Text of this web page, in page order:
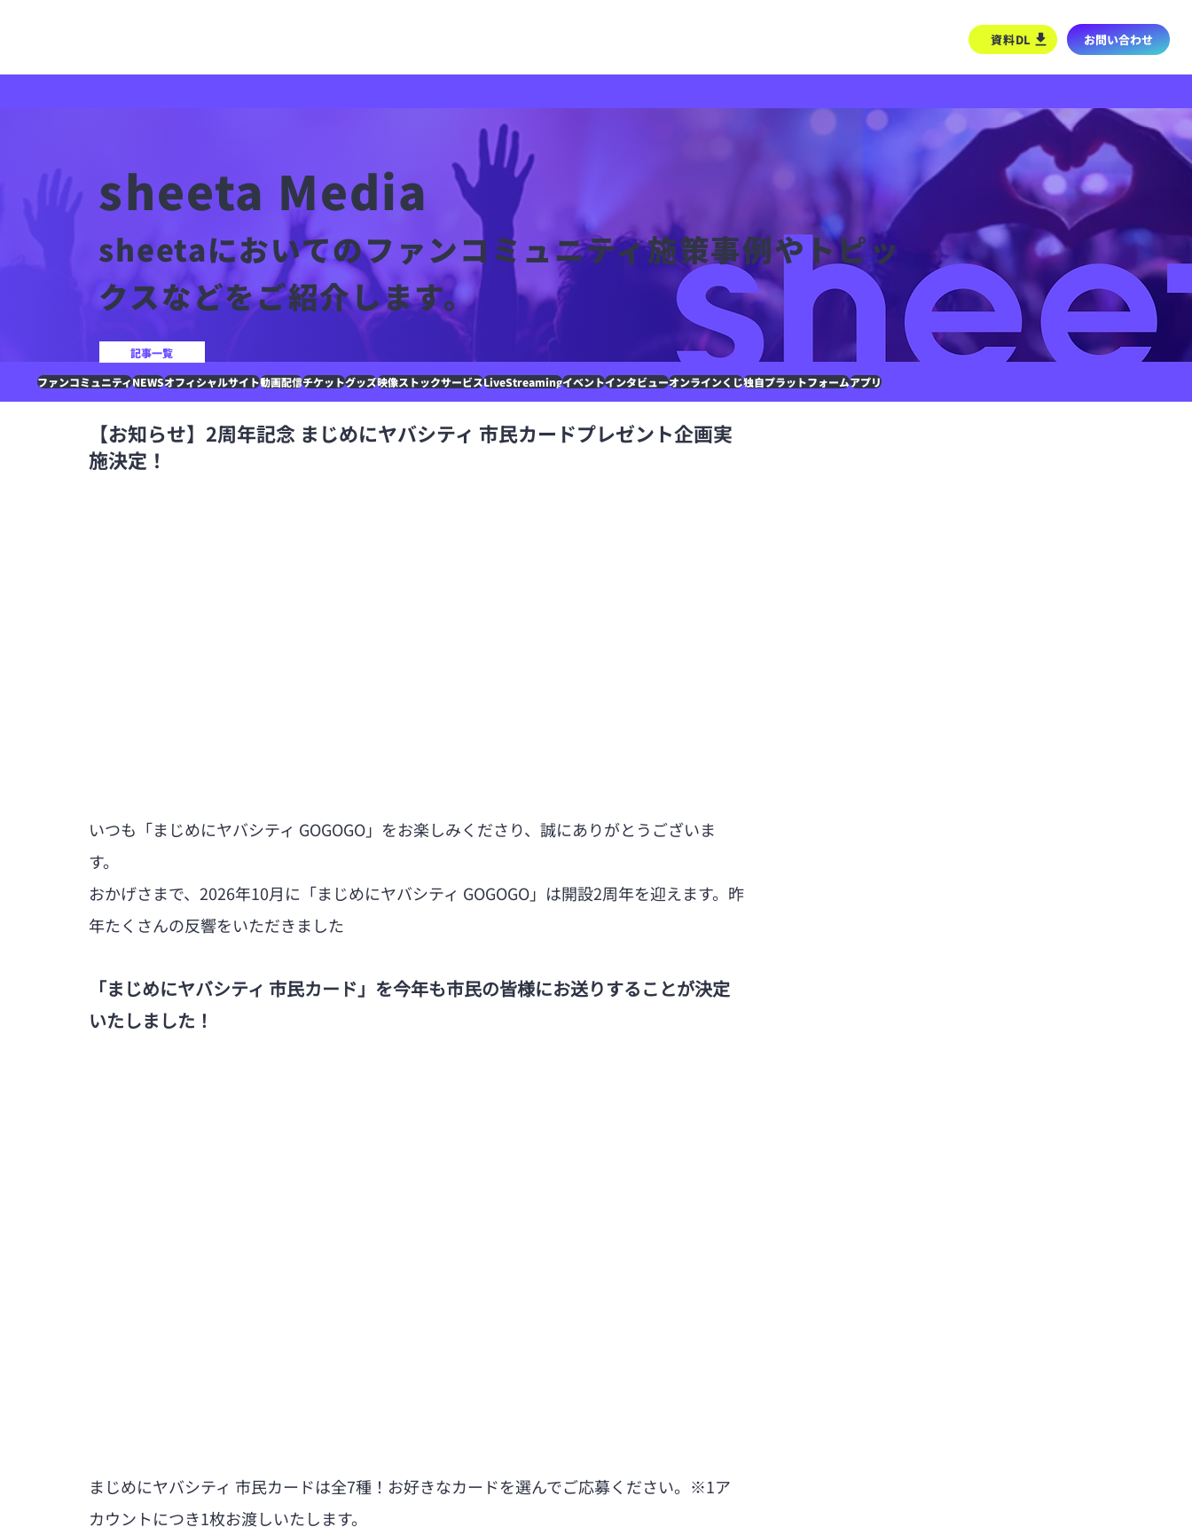
資料DL お問い合わせ
sheeta Media
sheetaにおいてのファンコミュニティ施策事例やトピッ
クスなどをご紹介します。
記事一覧
ファンコミュニティNEWSオフィシャルサイト動画配信チケットグッズ映像ストックサービスLiveStreamingイベントインタビューオンラインくじ独自プラットフォームアプリ
【お知らせ】2周年記念 まじめにヤバシティ 市民カードプレゼント企画実
施決定！
いつも「まじめにヤバシティ GOGOGO」をお楽しみくださり、誠にありがとうございま
す。
おかげさまで、2026年10月に「まじめにヤバシティ GOGOGO」は開設2周年を迎えます。昨
年たくさんの反響をいただきました
「まじめにヤバシティ 市民カード」を今年も市民の皆様にお送りすることが決定
いたしました！
まじめにヤバシティ 市民カードは全7種！お好きなカードを選んでご応募ください。※1ア
カウントにつき1枚お渡しいたします。